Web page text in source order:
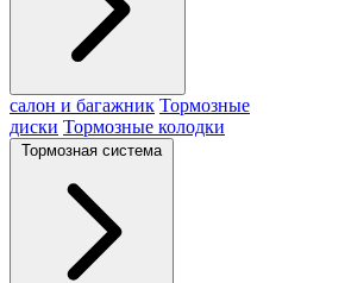
салон и багажник Тормозные
диски Тормозные колодки
Тормозная система